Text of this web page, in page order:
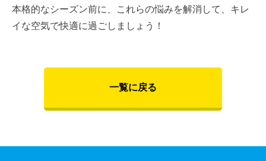
本格的なシーズン前に、これらの悩みを解消して、キレ
イな空気で快適に過ごしましょう！
一覧に戻る